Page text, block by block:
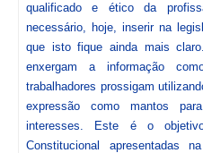
qualificado e ético da
necessário, hoje, inserir na
que isto fique ainda mais
enxergam a informação
trabalhadores prossigam
expressão como mantos
interesses. Este é o
Constitucional apresentadas